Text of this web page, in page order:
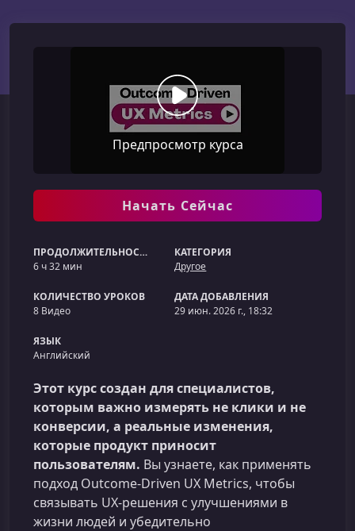
Предпросмотр курса
Начать Сейчас
ПРОДОЛЖИТЕЛЬНОСТЬ
6 ч 32 мин
КАТЕГОРИЯ
Другое
КОЛИЧЕСТВО УРОКОВ
8 Видео
ДАТА ДОБАВЛЕНИЯ
29 июн. 2026 г., 18:32
ЯЗЫК
Английский
Этот курс создан для специалистов,
которым важно измерять не клики и не
конверсии, а реальные изменения,
которые продукт приносит
пользователям. Вы узнаете, как применять
подход Outcome‑Driven UX Metrics, чтобы
связывать UX-решения с улучшениями в
жизни людей и убедительно